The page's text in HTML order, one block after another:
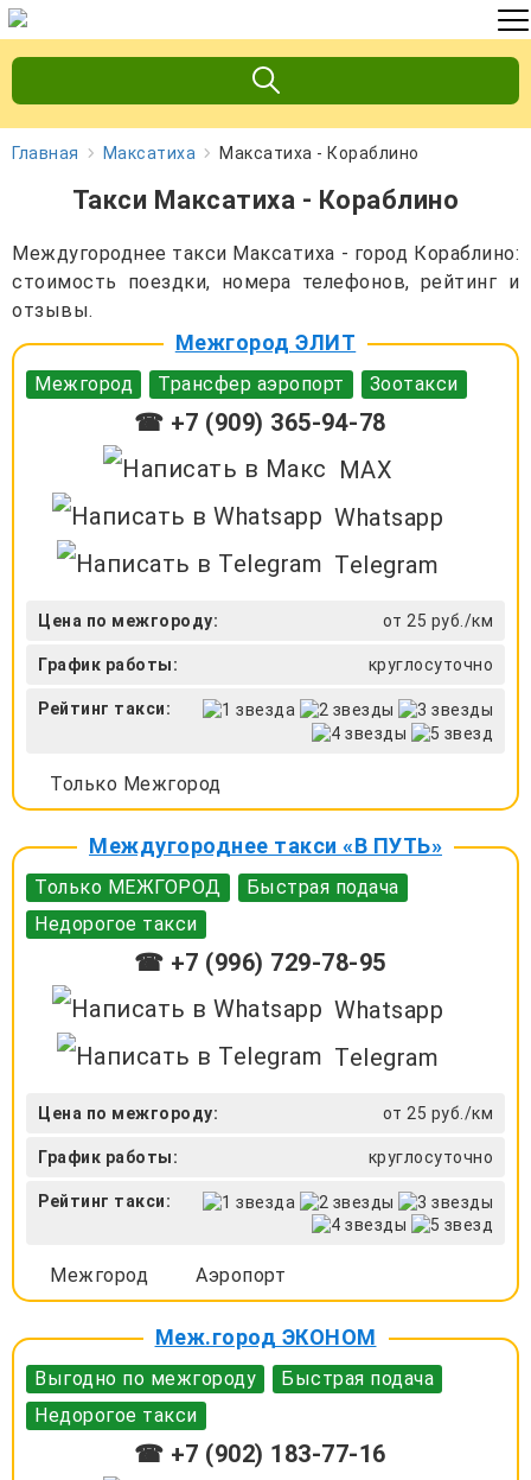
Главная Максатиха Максатиха - Кораблино
Такси Максатиха - Кораблино
Междугороднее такси Максатиха - город Кораблино:
стоимость поездки, номера телефонов, рейтинг и
отзывы.
Межгород ЭЛИТ
Межгород Трансфер аэропорт Зоотакси
☎ +7 (909) 365-94-78
MAX
Whatsapp
Telegram
Цена по межгороду: от 25 руб./км
График работы: круглосуточно
Рейтинг такси:
Только Межгород
Междугороднее такси «В ПУТЬ»
Только МЕЖГОРОД
Быстрая подача
Недорогое такси
☎ +7 (996) 729-78-95
Whatsapp
Telegram
Цена по межгороду: от 25 руб./км
График работы: круглосуточно
Рейтинг такси:
Межгород Аэропорт
Меж.город ЭКОНОМ
Выгодно по межгороду
Быстрая подача
Недорогое такси
☎ +7 (902) 183-77-16